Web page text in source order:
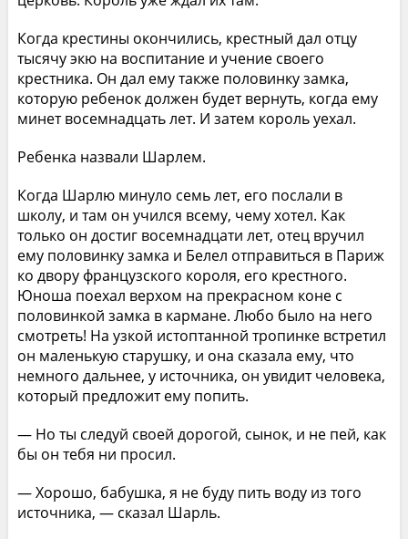
Когда крестины окончились, крестный дал отцу
тысячу экю на воспитание и учение своего
крестника. Он дал ему также половинку замка,
которую ребенок должен будет вернуть, когда ему
минет восемнадцать лет. И затем король уехал.
Ребенка назвали Шарлем.
Когда Шарлю минуло семь лет, его послали в
школу, и там он учился всему, чему хотел. Как
только он достиг восемнадцати лет, отец вручил
ему половинку замка и Белел отправиться в Париж
ко двору французского короля, его крестного.
Юноша поехал верхом на прекрасном коне с
половинкой замка в кармане. Любо было на него
смотреть! На узкой истоптанной тропинке встретил
он маленькую старушку, и она сказала ему, что
немного дальнее, у источника, он увидит человека,
который предложит ему попить.
— Но ты следуй своей дорогой, сынок, и не пей, как
бы он тебя ни просил.
— Хорошо, бабушка, я не буду пить воду из того
источника, — сказал Шарль.